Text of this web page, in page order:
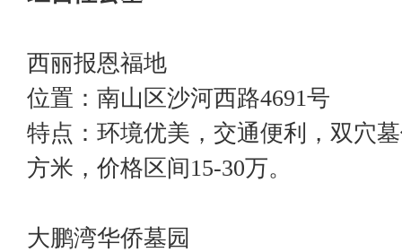
西丽报恩福地
位置：南山区沙河西路4691号
特点：环境优美，交通便利，双穴
方米，价格区间15-30万。
大鹏湾华侨墓园